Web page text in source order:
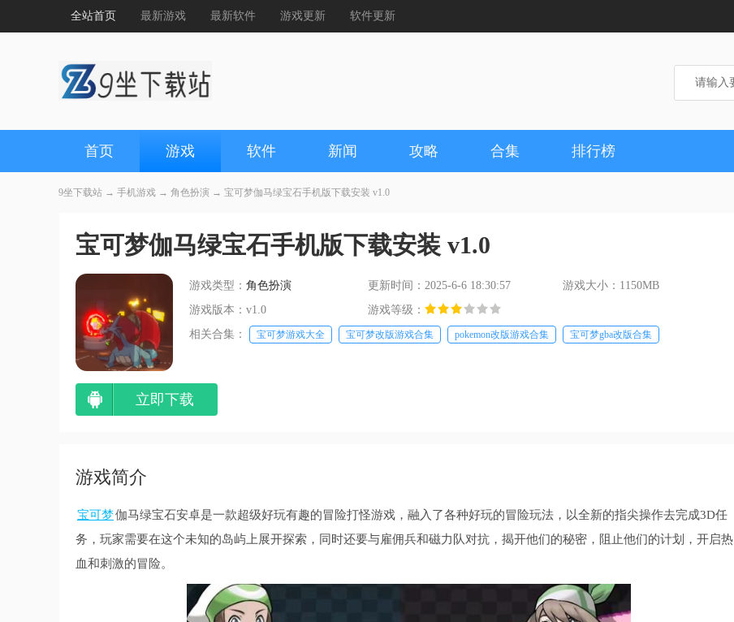
全站首页 最新游戏 最新软件 游戏更新 软件更新
首页 游戏 软件 新闻 攻略 合集 排行榜
9坐下载站 → 手机游戏 → 角色扮演 → 宝可梦伽马绿宝石手机版下载安装 v1.0
宝可梦伽马绿宝石手机版下载安装 v1.0
游戏类型： 角色扮演 更新时间：2025-6-6 18:30:57
游戏大小：1150MB
游戏版本：v1.0
游戏等级：
相关合集：
宝可梦游戏大全 宝可梦改版游戏合集 pokemon改版游戏合集 宝可梦gba改版合集
立即下载
游戏简介
宝可梦伽马绿宝石安卓是一款超级好玩有趣的冒险打怪游戏，融入了各种好玩的冒险玩法，以全新的指尖操作去完成3D任
务，玩家需要在这个未知的岛屿上展开探索，同时还要与雇佣兵和磁力队对抗，揭开他们的秘密，阻止他们的计划，开启热
血和刺激的冒险。